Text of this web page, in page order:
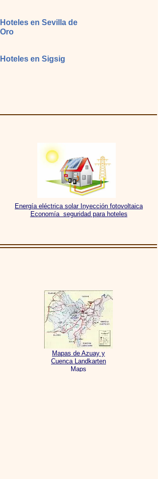
Mapas de Azuay y
Cuenca Landkarten
Maps
Hoteles en Sevilla de
Oro
Hoteles en Sigsig
Energía eléctrica solar Inyección fotovoltaica
Economía seguridad para hoteles